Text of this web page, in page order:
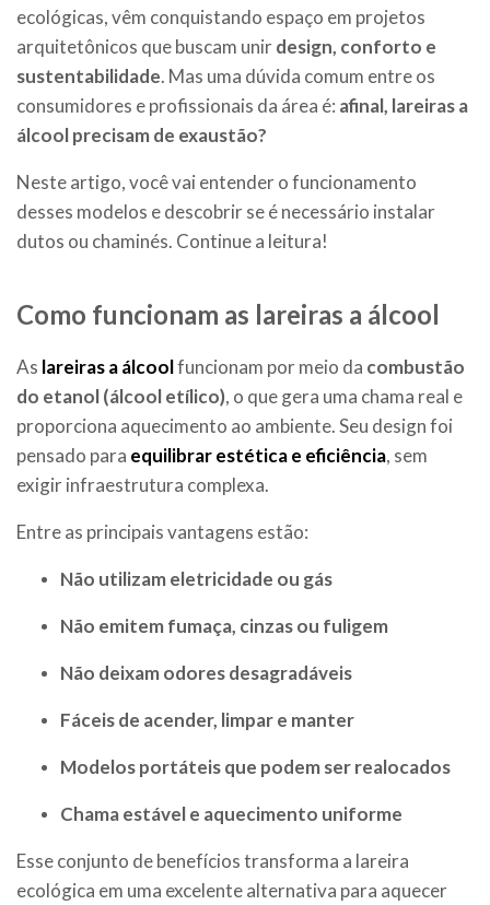
ecológicas, vêm conquistando espaço em projetos
arquitetônicos que buscam unirdesign, conforto e
sustentabilidade. Mas uma dúvida comum entre os
consumidores e profissionais da área é: afinal, lareiras a
álcool precisam de exaustão?
Neste artigo, você vai entender o funcionamento
desses modelos e descobrir se é necessário instalar
dutos ou chaminés. Continue a leitura!
Como funcionam as lareiras a álcool
As lareiras a álcoolfuncionam por meio da combustão
do etanol (álcool etílico), o que gera uma chama real e
proporciona aquecimento ao ambiente. Seu design foi
pensado para equilibrar estética e eficiência, sem
exigir infraestrutura complexa.
Entre as principais vantagens estão:
Não utilizam eletricidade ou gás
Não emitem fumaça, cinzas ou fuligem
Não deixam odores desagradáveis
Fáceis de acender, limpar e manter
Modelos portáteis que podem ser realocados
Chama estável e aquecimento uniforme
Esse conjunto de benefícios transforma a lareira
ecológica em uma excelente alternativa para aquecer